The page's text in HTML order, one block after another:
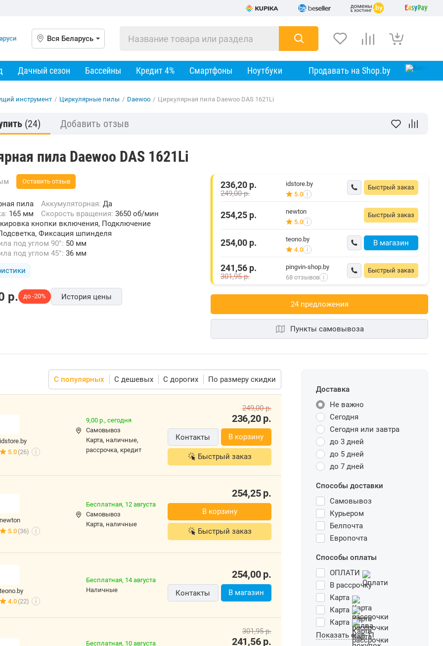
Вся Беларусь
Дачный сезон Бассейны Кредит 4% Смартфоны Ноутбуки Продавать на Shop.by
инструмент / Циркулярные пилы / Daewoo / Циркулярная пила Daewoo DAS 1621Li
(24) Добавить отзыв
пила Daewoo DAS 1621Li
Оставить отзыв
пила Аккумуляторная: Да
165 мм Скорость вращения: 3650 об/мин
кнопки включения, Подключение
Фиксация шпинделя
под углом 90°: 50 мм
под углом 45°: 36 мм
p. до -20% История цены
Быстрый заказ
236,20 р.
249,00р.
idstore.by
5.0 i
Быстрый заказ
254,25 р.
newton
5.0 i
В магазин
254,00 р.
teono.by
4.0 i
Быстрый заказ
241,56 р.
301,95р.
pingvin-shop.by
68 отзывов i
24 предложения
Пункты самовывоза
С популярных С дешевых С дорогих По размеру скидки
idstore.by
5.0 (26) i
9,00 р., сегодня
Самовывоз
карта, наличные,
рассрочка, кредит
236,20р.
249,00р.
Контакты В корзину
Быстрый заказ
newton
5.0 (36) i
Бесплатная, 12 августа
Самовывоз
карта, наличные
254,25р.
В корзину
Быстрый заказ
teono.by
4.0 (22) i
Бесплатная, 14 августа
наличные
254,00р.
Контакты В магазин
Бесплатная, 10 августа
241,56р.
301,95р.
Доставка
Не важно
Сегодня
Сегодня или завтра
до 3 дней
до 5 дней
до 7 дней
Способы доставки
Самовывоз
Курьером
Белпочта
Европочта
Способы оплаты
ОПЛАТИ
В рассрочку
Карта
Карта
Карта
Показать еще 11